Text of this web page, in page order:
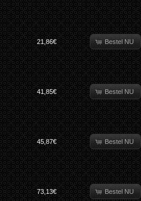
21,86€ Bestel NU
41,85€ Bestel NU
45,87€ Bestel NU
73,13€ Bestel NU